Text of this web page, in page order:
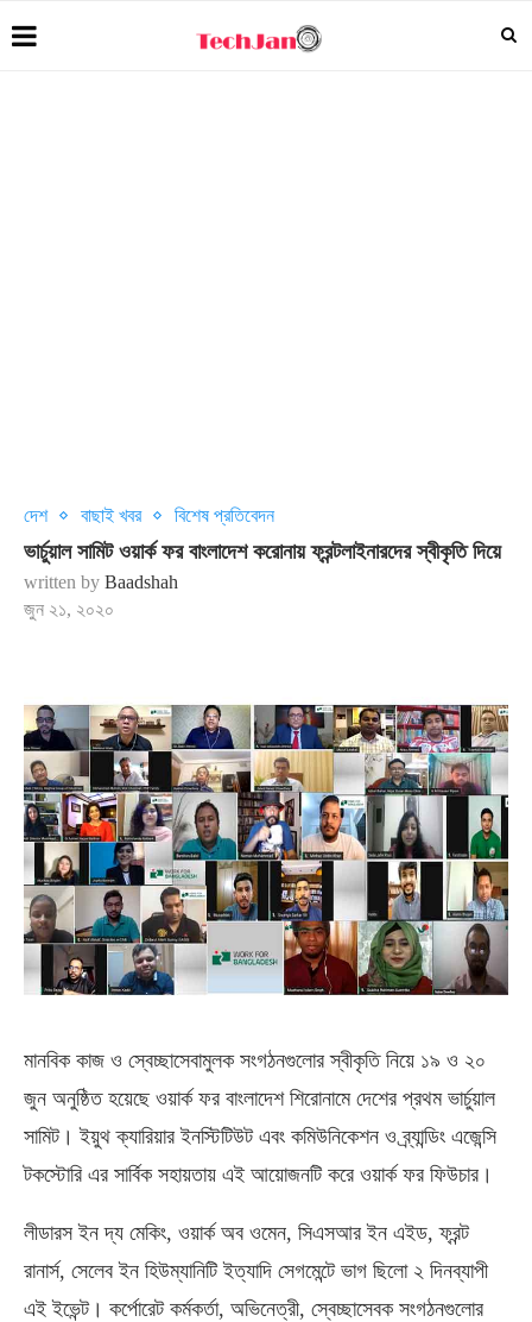
দেশ বাছাই খবর বিশেষ প্রতিবেদন
ভার্চুয়াল সামিট ওয়ার্ক ফর বাংলাদেশ করোনায় ফ্রন্টলাইনারদের স্বীকৃতি দিয়ে
written by Baadshah
জুন ২১, ২০২০
মানবিক কাজ ও স্বেচ্ছাসেবামুলক সংগঠনগুলোর স্বীকৃতি নিয়ে ১৯ ও ২০
জুন অনুষ্ঠিত হয়েছে ওয়ার্ক ফর বাংলাদেশ শিরোনামে দেশের প্রথম ভার্চুয়াল
সামিট। ইয়ুথ ক্যারিয়ার ইনস্টিটিউট এবং কমিউনিকেশন ও ব্র্যান্ডিং এজেন্সি
টকস্টোরি এর সার্বিক সহায়তায় এই আয়োজনটি করে ওয়ার্ক ফর ফিউচার।
লীডারস ইন দ্য মেকিং, ওয়ার্ক অব ওমেন, সিএসআর ইন এইড, ফ্রন্ট
রানার্স, সেলেব ইন হিউম্যানিটি ইত্যাদি সেগমেন্টে ভাগ ছিলো ২ দিনব্যাপী
এই ইভেন্ট। কর্পোরেট কর্মকর্তা, অভিনেত্রী, স্বেচ্ছাসেবক সংগঠনগুলোর